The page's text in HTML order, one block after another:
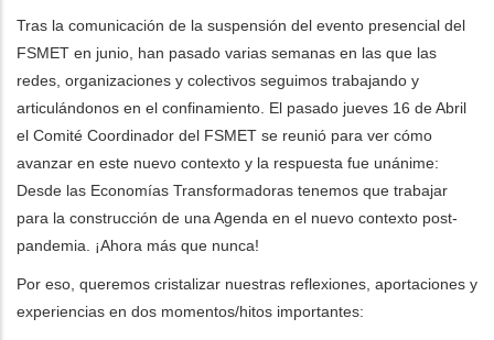
de acciones
Tras la comunicación de la suspensión del evento presencial del
FSMET en junio, han pasado varias semanas en las que las
redes, organizaciones y colectivos seguimos trabajando y
articulándonos en el confinamiento. El pasado jueves 16 de Abril
el Comité Coordinador del FSMET se reunió para ver cómo
avanzar en este nuevo contexto y la respuesta fue unánime:
Desde las Economías Transformadoras tenemos que trabajar
para la construcción de una Agenda en el nuevo contexto post-
pandemia. ¡Ahora más que nunca!
Por eso, queremos cristalizar nuestras reflexiones, aportaciones y
experiencias en dos momentos/hitos importantes: